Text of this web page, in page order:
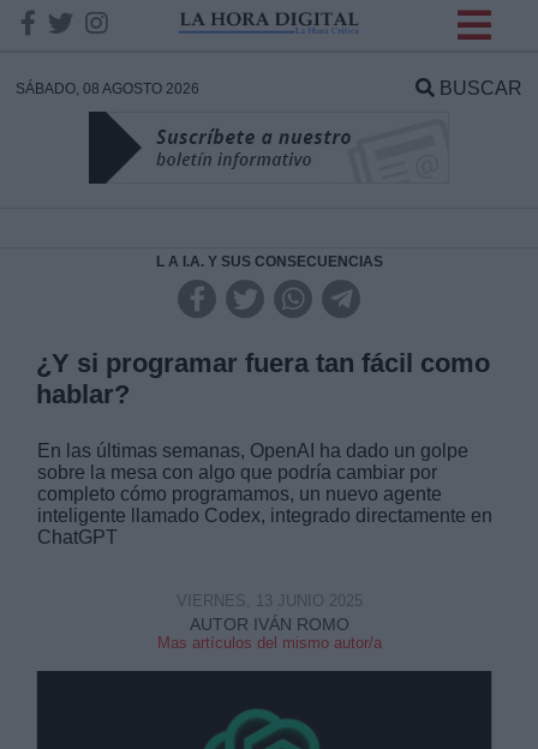
SÁBADO, 08 AGOSTO 2026 BUSCAR
L A I.A. Y SUS CONSECUENCIAS
¿Y si programar fuera tan fácil como
hablar?
En las últimas semanas, OpenAI ha dado un golpe
sobre la mesa con algo que podría cambiar por
completo cómo programamos, un nuevo agente
inteligente llamado Codex, integrado directamente en
ChatGPT
AUTOR IVÁN ROMO
Mas artículos del mismo autor/a
VIERNES, 13 JUNIO 2025
DATOS
Responsable:
Destinatarios: